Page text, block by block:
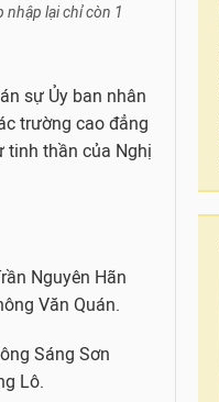
nhập lại chỉ còn 1
sự Ủy ban nhân
trường cao đẳng
tinh thần của Nghị
Nguyên Hãn
Văn Quán.
Sáng Sơn
Lô.